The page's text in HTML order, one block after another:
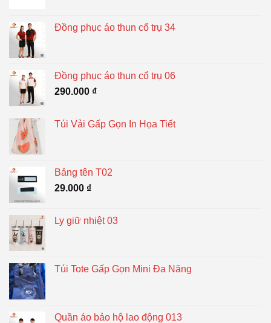
Đồng phục áo thun cổ trụ 34
Đồng phục áo thun cổ trụ 06
290.000 ₫
Túi Vải Gấp Gọn In Họa Tiết
Bảng tên T02
29.000 ₫
Ly giữ nhiệt 03
Túi Tote Gấp Gọn Mini Đa Năng
Quần áo bảo hộ lao động 013